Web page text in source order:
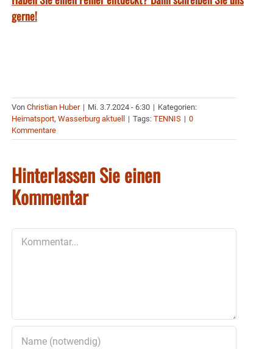
gerne!
Von Christian Huber | Mi. 3.7.2024 - 6:30 | Kategorien:
Heimatsport, Wasserburg aktuell | Tags: TENNIS | 0
Kommentare
Hinterlassen Sie einen
Kommentar